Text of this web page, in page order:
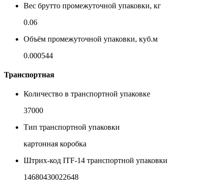
Вес брутто промежуточной упаковки, кг
0.06
Объём промежуточной упаковки, куб.м
0.000544
Транспортная
Количество в транспортной упаковке
37000
Тип транспортной упаковки
картонная коробка
Штрих-код ITF-14 транспортной упаковки
14680430022648